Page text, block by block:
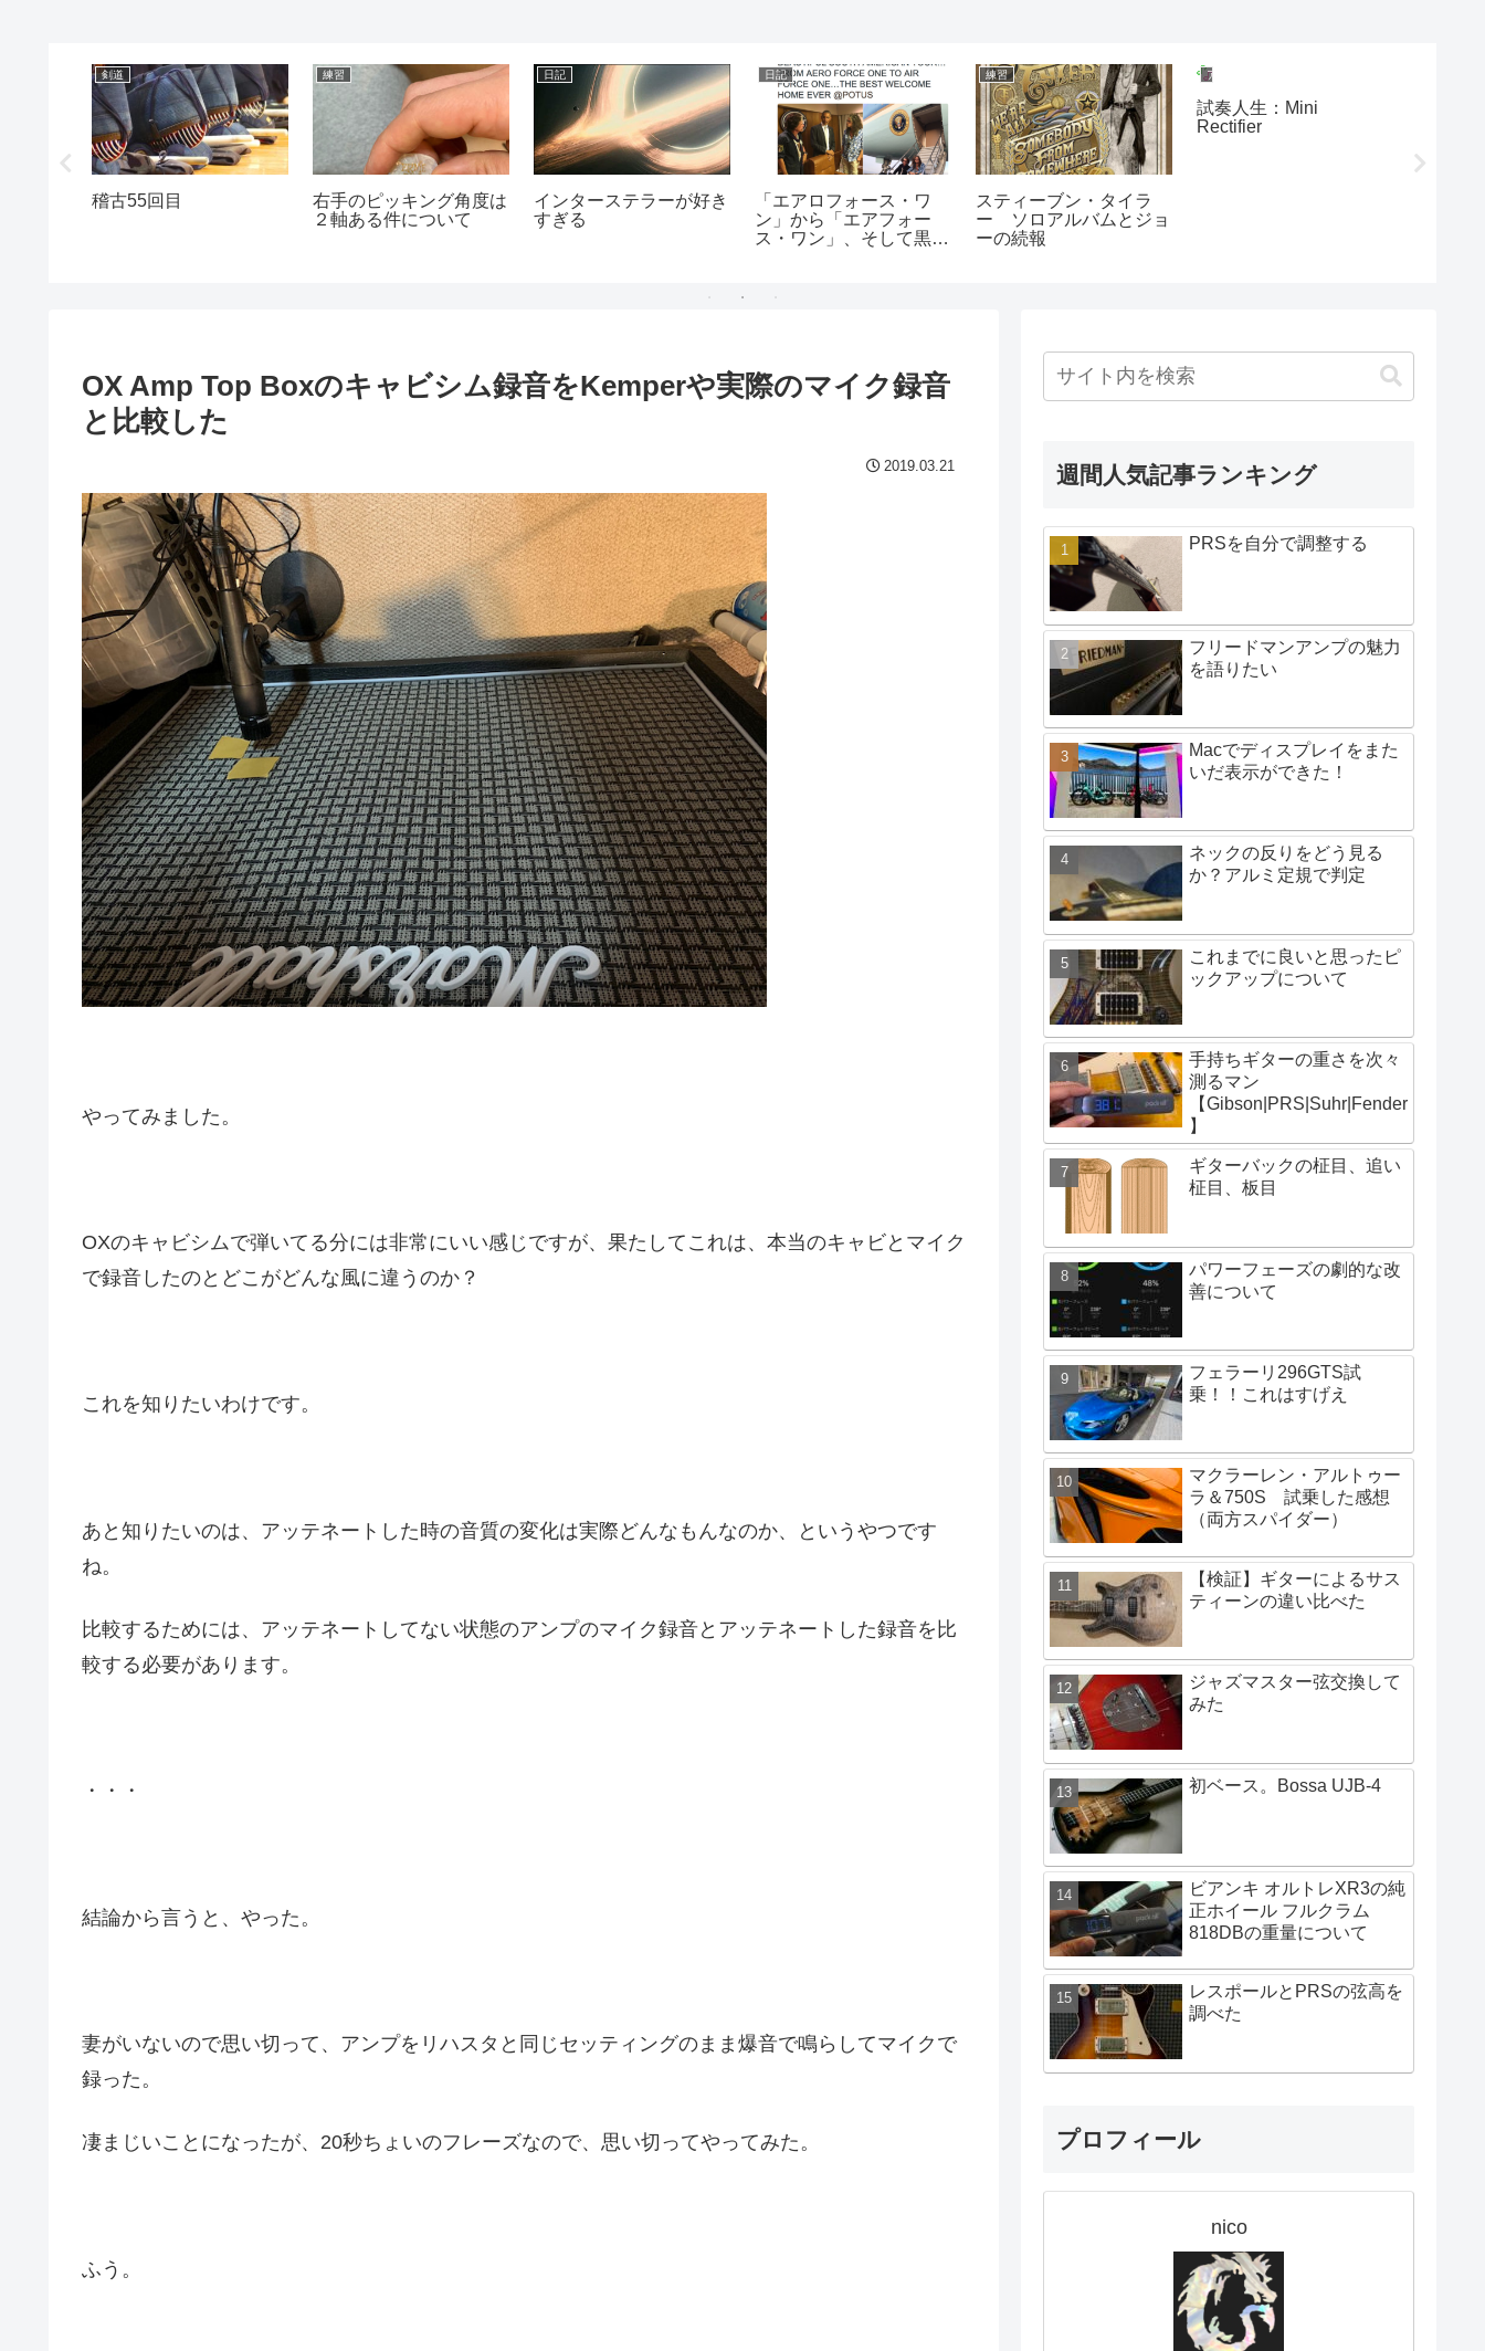
剣道
稽古55回目
練習
右手のピッキング角度は
２軸ある件について
日記
インターステラーが好き
すぎる
日記
「エアロフォース・ワ
ン」から「エアフォー
ス・ワン」、そして黒い
練習
スティーブン・タイラ
ー ソロアルバムとジョ
ーの続報
アンプ全般
試奏人生：Mini
Rectifier
OX Amp Top Boxのキャビシム録音をKemperや実際のマイク録音
と比較した
2019.03.21
やってみました。
OXのキャビシムで弾いてる分には非常にいい感じですが、果たしてこれは、本当のキャビとマイク
で録音したのとどこがどんな風に違うのか？
これを知りたいわけです。
あと知りたいのは、アッテネートした時の音質の変化は実際どんなもんなのか、というやつです
ね。
比較するためには、アッテネートしてない状態のアンプのマイク録音とアッテネートした録音を比
較する必要があります。
・・・
結論から言うと、やった。
妻がいないので思い切って、アンプをリハスタと同じセッティングのまま爆音で鳴らしてマイクで
録った。
凄まじいことになったが、20秒ちょいのフレーズなので、思い切ってやってみた。
ふう。
週間人気記事ランキング
PRSを自分で調整する
フリードマンアンプの魅力
を語りたい
Macでディスプレイをまた
いだ表示ができた！
ネックの反りをどう見る
か？アルミ定規で判定
これまでに良いと思ったピ
ックアップについて
手持ちギターの重さを次々
測るマン
【Gibson|PRS|Suhr|Fender
】
ギターバックの柾目、追い
柾目、板目
パワーフェーズの劇的な改
善について
フェラーリ296GTS試
乗！！これはすげえ
マクラーレン・アルトゥー
ラ＆750S 試乗した感想
（両方スパイダー）
【検証】ギターによるサス
ティーンの違い比べた
ジャズマスター弦交換して
みた
初ベース。Bossa UJB-4
ビアンキ オルトレXR3の純
正ホイール フルクラム
818DBの重量について
レスポールとPRSの弦高を
調べた
プロフィール
nico